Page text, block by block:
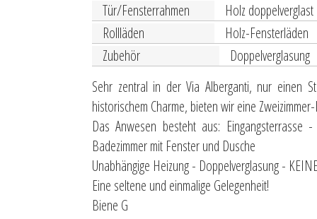
Tür/Fensterrahmen
Holz doppelverglast
Rollläden
Holz-Fensterläden
Zubehör
Doppelverglasung
Sehr zentral in der Via Alberganti, nur einen
historischem Charme, bieten wir eine
Das Anwesen besteht aus: Eingangsterrasse
Badezimmer mit Fenster und Dusche
Unabhängige Heizung - Doppelverglasung -
Eine seltene und einmalige Gelegenheit!
Biene G